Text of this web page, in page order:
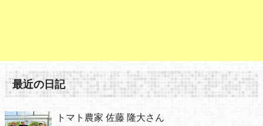
最近の日記
トマト農家 佐藤 隆大さん